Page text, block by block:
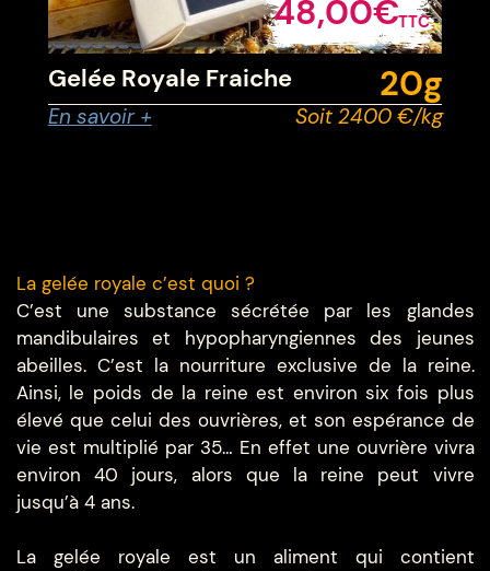
48,00€TTC
Gelée Royale Fraiche 20g
En savoir + Soit 2400 €/kg
La gelée royale c’est quoi ?
C’est une substance sécrétée par les glandes
mandibulaires et hypopharyngiennes des jeunes
abeilles. C’est la nourriture exclusive de la reine.
Ainsi, le poids de la reine est environ six fois plus
élevé que celui des ouvrières, et son espérance de
vie est multiplié par 35… En effet une ouvrière vivra
environ 40 jours, alors que la reine peut vivre
jusqu’à 4 ans.
La gelée royale est un aliment qui contient